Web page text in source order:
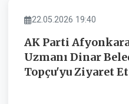
BELEDIYE
22.05.2026 19:40
AK Parti
Uzmanı Dinar
Topçu'yu Ziyaret